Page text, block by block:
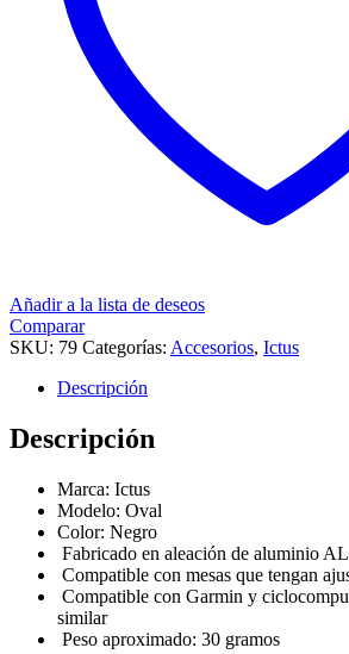
Añadir a la lista de deseos
Comparar
SKU: 79 Categorías: Accesorios, Ictus
Descripción
Descripción
Marca: Ictus
Modelo: Oval
Color: Negro
Fabricado en aleación de aluminio
Compatible con mesas que tengan
Compatible con Garmin y
similar
Peso aproximado: 30 gramos